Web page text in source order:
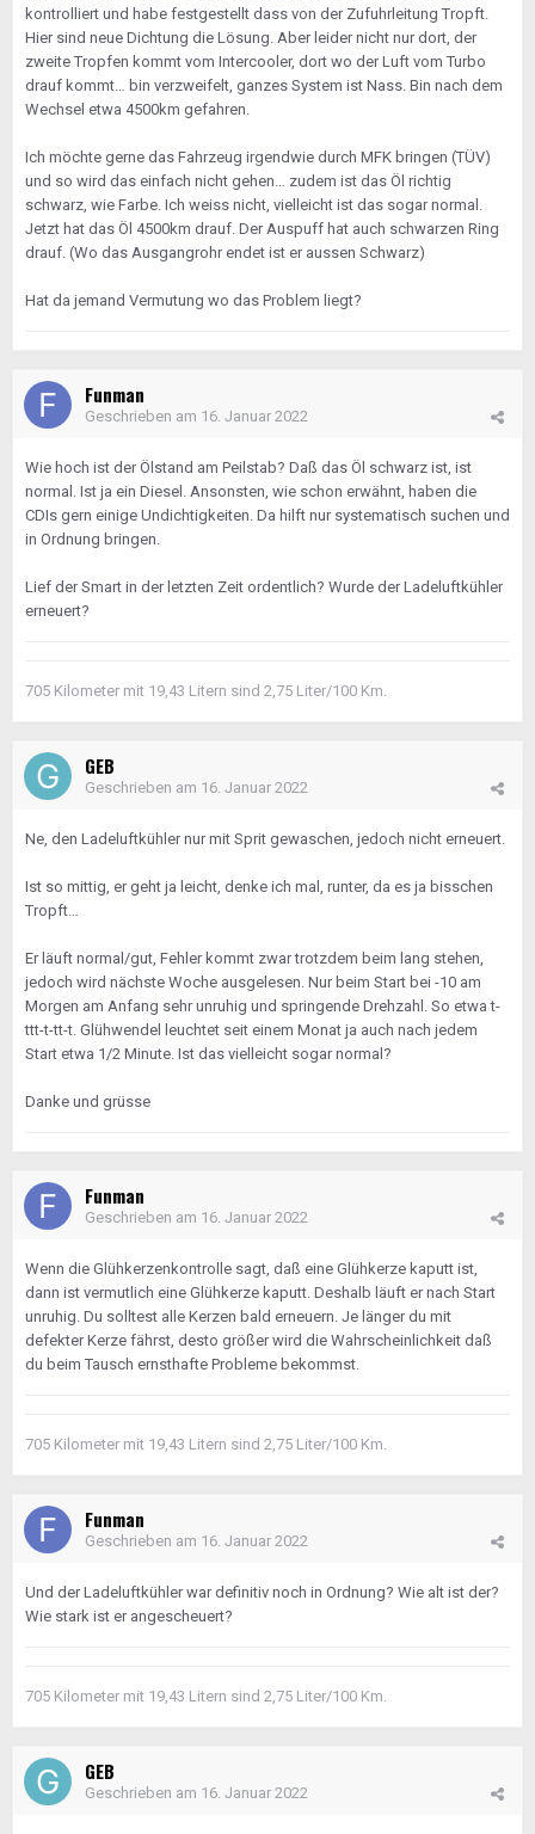
kontrolliert und habe festgestellt dass von der Zufuhrleitung Tropft.
Hier sind neue Dichtung die Lösung. Aber leider nicht nur dort, der
zweite Tropfen kommt vom Intercooler, dort wo der Luft vom Turbo
drauf kommt… bin verzweifelt, ganzes System ist Nass. Bin nach dem
Wechsel etwa 4500km gefahren.
Ich möchte gerne das Fahrzeug irgendwie durch MFK bringen (TÜV)
und so wird das einfach nicht gehen… zudem ist das Öl richtig
schwarz, wie Farbe. Ich weiss nicht, vielleicht ist das sogar normal.
Jetzt hat das Öl 4500km drauf. Der Auspuff hat auch schwarzen Ring
drauf. (Wo das Ausgangrohr endet ist er aussen Schwarz)
Hat da jemand Vermutung wo das Problem liegt?
Funman
Geschrieben am 16. Januar 2022
Wie hoch ist der Ölstand am Peilstab? Daß das Öl schwarz ist, ist
normal. Ist ja ein Diesel. Ansonsten, wie schon erwähnt, haben die
CDIs gern einige Undichtigkeiten. Da hilft nur systematisch suchen und
in Ordnung bringen.
Lief der Smart in der letzten Zeit ordentlich? Wurde der Ladeluftkühler
erneuert?
705 Kilometer mit 19,43 Litern sind 2,75 Liter/100 Km.
GEB
Geschrieben am 16. Januar 2022
Ne, den Ladeluftkühler nur mit Sprit gewaschen, jedoch nicht erneuert.
Ist so mittig, er geht ja leicht, denke ich mal, runter, da es ja bisschen
Tropft…
Er läuft normal/gut, Fehler kommt zwar trotzdem beim lang stehen,
jedoch wird nächste Woche ausgelesen. Nur beim Start bei -10 am
Morgen am Anfang sehr unruhig und springende Drehzahl. So etwa t-
ttt-t-tt-t. Glühwendel leuchtet seit einem Monat ja auch nach jedem
Start etwa 1/2 Minute. Ist das vielleicht sogar normal?
Danke und grüsse
Funman
Geschrieben am 16. Januar 2022
Wenn die Glühkerzenkontrolle sagt, daß eine Glühkerze kaputt ist,
dann ist vermutlich eine Glühkerze kaputt. Deshalb läuft er nach Start
unruhig. Du solltest alle Kerzen bald erneuern. Je länger du mit
defekter Kerze fährst, desto größer wird die Wahrscheinlichkeit daß
du beim Tausch ernsthafte Probleme bekommst.
705 Kilometer mit 19,43 Litern sind 2,75 Liter/100 Km.
Funman
Geschrieben am 16. Januar 2022
Und der Ladeluftkühler war definitiv noch in Ordnung? Wie alt ist der?
Wie stark ist er angescheuert?
705 Kilometer mit 19,43 Litern sind 2,75 Liter/100 Km.
GEB
Geschrieben am 16. Januar 2022